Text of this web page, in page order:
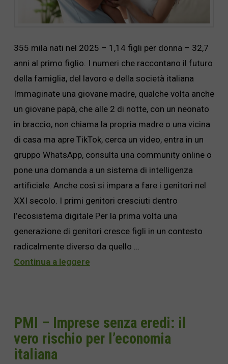
355 mila nati nel 2025 – 1,14 figli per donna – 32,7
anni al primo figlio. I numeri che raccontano il futuro
della famiglia, del lavoro e della società italiana
Immaginate una giovane madre, qualche volta anche
un giovane papà, che alle 2 di notte, con un neonato
in braccio, non chiama la propria madre o una vicina
di casa ma apre TikTok, cerca un video, entra in un
gruppo WhatsApp, consulta una community online o
pone una domanda a un sistema di intelligenza
artificiale. Anche così si impara a fare i genitori nel
XXI secolo. I primi genitori cresciuti dentro
l’ecosistema digitale Per la prima volta una
generazione di genitori cresce figli in un contesto
radicalmente diverso da quello …
Continua a leggere
PMI – Imprese senza eredi: il
vero rischio per l’economia
italiana